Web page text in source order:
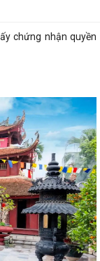
chứng nhận quyền
chính mới ban
chứng nhận quyền
chứng nhận quyền
chứng nhận quyền
chứng nhận quyền